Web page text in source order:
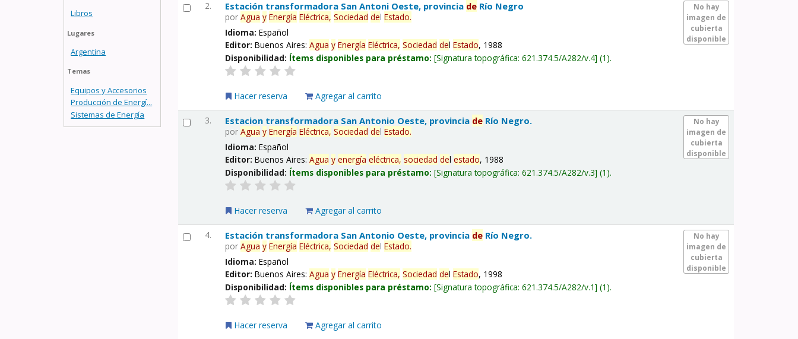
Libros
Lugares
Argentina
Temas
Equipos y Accesorios
Producción de Energí...
Sistemas de Energía
2.
No hay
imagen de
cubierta
disponible
Estación transformadora San Antoni Oeste, provincia de Río Negro
porAgua y Energía Eléctrica, Sociedad delEstado.
Idioma:Español
Editor:Buenos Aires:Agua y Energía Eléctrica, Sociedad delEstado, 1988
Disponibilidad: Ítems disponibles para préstamo: Signatura topográfica:621.374.5/A282/v.4 (1).
Hacer reserva Agregar al carrito
3.
No hay
imagen de
cubierta
disponible
Estacion transformadora San Antonio Oeste, provincia de Río Negro.
porAgua y Energía Eléctrica, Sociedad delEstado.
Idioma:Español
Editor:Buenos Aires:Agua y energía eléctrica, sociedad delestado, 1988
Disponibilidad: Ítems disponibles para préstamo: Signatura topográfica:621.374.5/A282/v.3 (1).
Hacer reserva Agregar al carrito
4.
No hay
imagen de
cubierta
disponible
Estación transformadora San Antonio Oeste, provincia de Río Negro.
porAgua y Energía Eléctrica, Sociedad delEstado.
Idioma:Español
Editor:Buenos Aires:Agua y Energía Eléctrica, Sociedad delEstado, 1998
Disponibilidad: Ítems disponibles para préstamo: Signatura topográfica:621.374.5/A282/v.1 (1).
Hacer reserva Agregar al carrito